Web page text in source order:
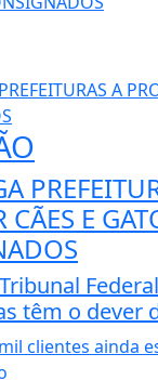
CÃES E
têm o dever